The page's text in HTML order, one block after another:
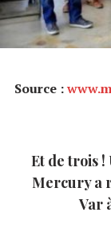
Source :
Et de trois
Mercury a
Var